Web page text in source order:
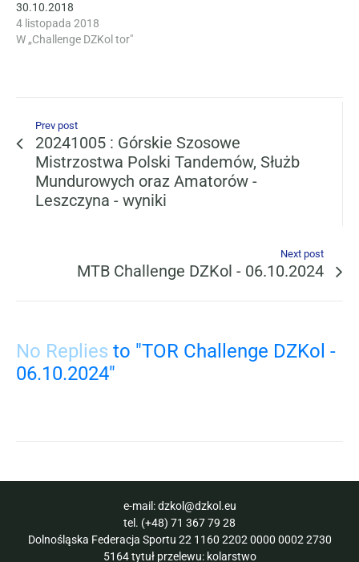
30.10.2018
4 listopada 2018
W „Challenge DZKol tor"
Prev post
20241005 : Górskie Szosowe
Mistrzostwa Polski Tandemów, Służb
Mundurowych oraz Amatorów -
Leszczyna - wyniki
Next post
MTB Challenge DZKol - 06.10.2024
No Replies to "TOR Challenge DZKol -
06.10.2024"
e-mail:dzkol@dzkol.eu
tel. (+48) 71 367 79 28
Dolnośląska Federacja Sportu 22 1160 2202 0000 0002 2730
5164 tytuł przelewu: kolarstwo